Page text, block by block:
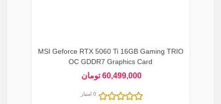
MSI Geforce RTX 5060 Ti 16GB Gaming TRIO
OC GDDR7 Graphics Card
60,499,000 تومان
0 امتیاز